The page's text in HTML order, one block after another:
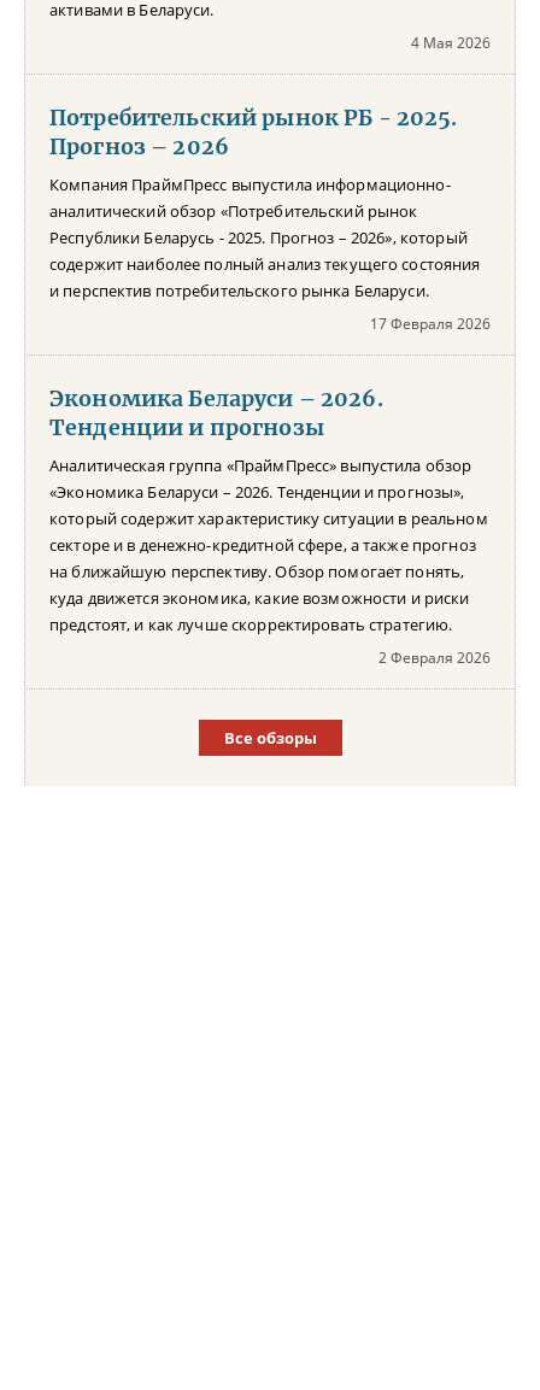
активами в Беларуси.
4 Мая 2026
Потребительский рынок РБ - 2025.
Прогноз – 2026
Компания ПраймПресс выпустила информационно-
аналитический обзор «Потребительский рынок
Республики Беларусь - 2025. Прогноз – 2026», который
содержит наиболее полный анализ текущего состояния
и перспектив потребительского рынка Беларуси.
17 Февраля 2026
Экономика Беларуси – 2026.
Тенденции и прогнозы
Аналитическая группа «ПраймПресс» выпустила обзор
«Экономика Беларуси – 2026. Тенденции и прогнозы»,
который содержит характеристику ситуации в реальном
секторе и в денежно-кредитной сфере, а также прогноз
на ближайшую перспективу. Обзор помогает понять,
куда движется экономика, какие возможности и риски
предстоят, и как лучше скорректировать стратегию.
2 Февраля 2026
Все обзоры